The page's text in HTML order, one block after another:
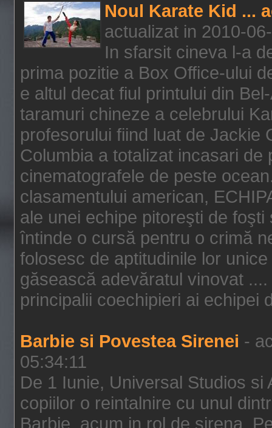
Noul Karate Kid ...
actualizat in 2010-
In sfarsit cineva l-a
prima pozitie a Box Office-ului
e altul decat fiul printului din
taramuri chineze a celebrului
profesorului fiind luat de Jackie
Columbia a totalizat incasari
cinematografele de peste
clasamentului american,
ale unei echipe pitoreşti de
întinde o cursă pentru o crimă
folosesc de aptitudinile lor
găsească adevăratul vinovat
principalii coechipieri ai echipei
Barbie si Povestea Sirenei -
05:34:11
De 1 Iunie, Universal Studios si
copiilor o reintalnire cu unul
Barbie, acum in rol de sirena.